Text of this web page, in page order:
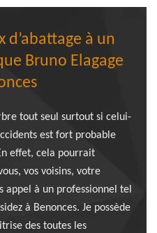
d’abattage à un
Bruno Elagage
tout seul surtout si celui-
est fort probable
effet, cela pourrait
vos voisins, votre
appel à un professionnel tel
à Benonces. Je possède
des toutes les